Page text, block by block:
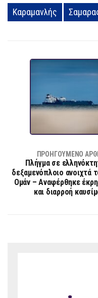
Καραμανλής
ΠΡΟΗΓΟΎΜΕΝΟ
Πλήγμα σε
δεξαμενόπλοιο ανοιχτά
Ομάν – Αναφέρθηκε
και διαρροή